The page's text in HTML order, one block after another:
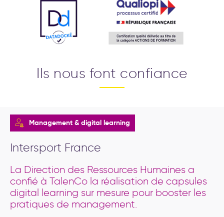
Ils nous font confiance
Management & digital learning
Intersport France
La Direction des Ressources Humaines a
confié à TalenCo la réalisation de capsules
digital learning sur mesure pour booster les
pratiques de management.